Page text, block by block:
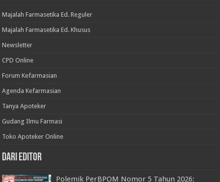
Majalah Farmasetika Ed. Reguler
Majalah Farmasetika Ed. Khusus
Newsletter
CPD Online
Forum Kefarmasian
Agenda Kefarmasian
Tanya Apoteker
Gudang Ilmu Farmasi
Toko Apoteker Online
Dari Editor
Polemik PerBPOM Nomor 5 Tahun 2026: